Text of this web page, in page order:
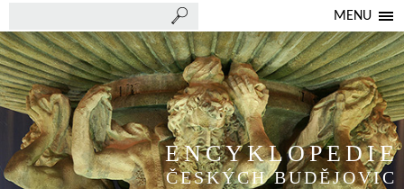
MENU
ENCYKLOPEDIE
ČESKÝCH BUDĚJOVIC